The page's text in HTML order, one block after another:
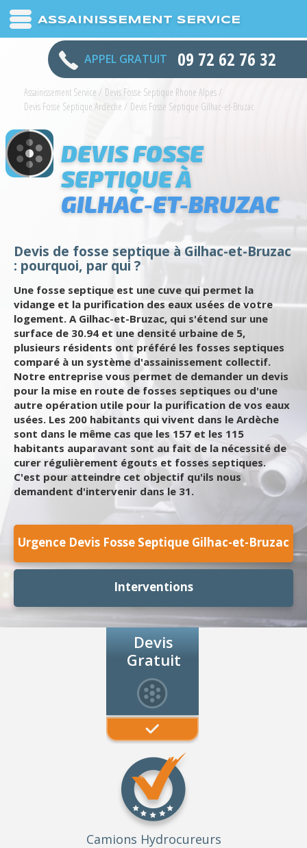
ASSAINISSEMENT SERVICE
APPEL GRATUIT 09 72 62 76 32
Assainissement Service / Devis Fosse Septique Rhone Alpes/
Devis Fosse Septique Ardèche / Devis Fosse Septique Gilhac-et-Bruzac
DEVIS FOSSE
SEPTIQUE À
GILHAC-ET-BRUZAC
Devis de fosse septique à Gilhac-et-Bruzac
: pourquoi, par qui ?
Une fosse septique est une cuve qui permet la
vidange et la purification des eaux usées de votre
logement. A Gilhac-et-Bruzac, qui s'étend sur une
surface de 30.94 et une densité urbaine de 5,
plusieurs résidents ont préféré les fosses septiques
comparé à un système d'assainissement collectif.
Notre entreprise vous permet de demander un devis
pour la mise en route de fosses septiques ou d'une
autre opération utile pour la purification de vos eaux
usées. Les 200 habitants qui vivent dans le Ardèche
sont dans le même cas que les 157 et les 115
habitants auparavant sont au fait de la nécessité de
curer régulièrement égouts et fosses septiques.
C'est pour atteindre cet objectif qu'ils nous
demandent d'intervenir dans le 31.
Urgence Devis Fosse Septique Gilhac-et-Bruzac
Interventions
Devis
Gratuit
Camions Hydrocureurs